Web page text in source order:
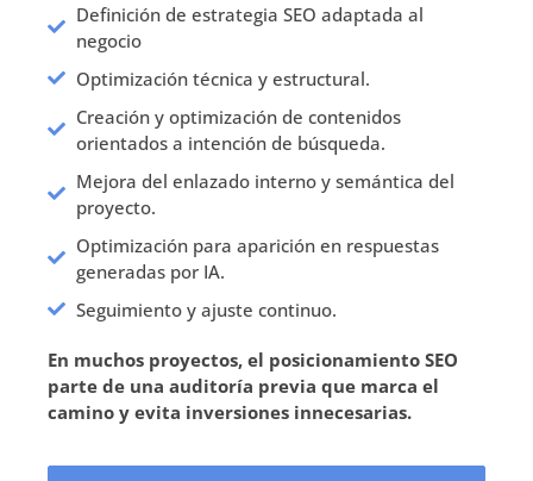
Definición de estrategia SEO adaptada al
negocio
Optimización técnica y estructural.
Creación y optimización de contenidos
orientados a intención de búsqueda.
Mejora del enlazado interno y semántica del
proyecto.
Optimización para aparición en respuestas
generadas por IA.
Seguimiento y ajuste continuo.
En muchos proyectos, el posicionamiento SEO
parte de una auditoría previa que marca el
camino y evita inversiones innecesarias.